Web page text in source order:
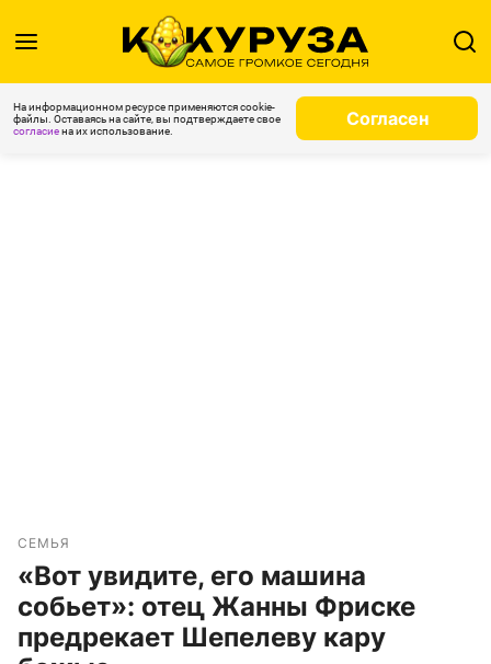
На информационном ресурсе применяются cookie-
файлы. Оставаясь на сайте, вы подтверждаете свое
согласиена их использование.
Согласен
СЕМЬЯ
«Вот увидите, его машина
собьет»: отец Жанны Фриске
предрекает Шепелеву кару